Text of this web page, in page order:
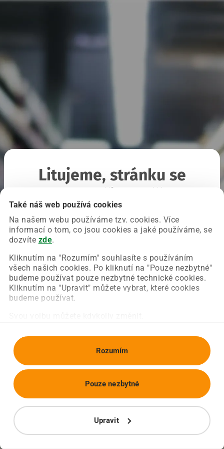
Také náš web používá cookies
Na našem webu používáme tzv. cookies. Více
informací o tom, co jsou cookies a jaké používáme, se
dozvíte zde.
Kliknutím na "Rozumím" souhlasíte s používáním
všech našich cookies. Po kliknutí na "Pouze nezbytné"
budeme používat pouze nezbytné technické cookies.
Kliknutím na "Upravit" můžete vybrat, které cookies
budeme používat.
Rozumím
Upravit
Pouze nezbytné
Litujeme, stránku se
Chyba nastala na naší straně a už ji opravujeme.
Zkuste prosím znovu načíst požadovanou stránku.
Obnovit stránku Úvodní strana